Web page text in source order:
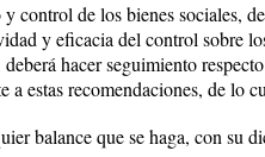
control de los bienes sociales,
y eficacia del control sobre
hacer seguimiento
a estas recomendaciones, de lo
balance que se haga, con su